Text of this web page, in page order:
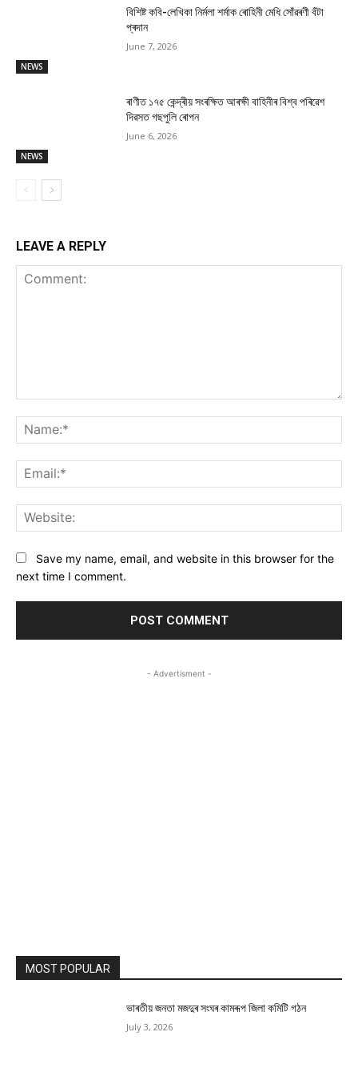
NEWS
বিশিষ্ট কবি-লেখিকা নিৰ্মলা শৰ্মাক ৰোহিনী মেধি সোঁৱৰণী বঁটা
প্ৰদান
June 7, 2026
NEWS
ৰাণীত ১৭৫ কেন্দ্ৰীয় সংৰক্ষিত আৰক্ষী বাহিনীৰ বিশ্ব পৰিৱেশ
দিৱসত গছপুলি ৰোপন
June 6, 2026
LEAVE A REPLY
Save my name, email, and website in this browser for the
next time I comment.
- Advertisment -
MOST POPULAR
ভাৰতীয় জনতা মজদুৰ সংঘৰ কামৰূপ জিলা কমিটি গঠন
July 3, 2026